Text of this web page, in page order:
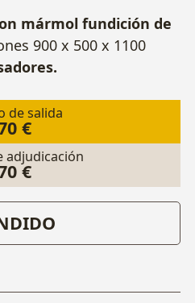
mármol fundición de
900 x 500 x 1100
de salida
€
adjudicación
€